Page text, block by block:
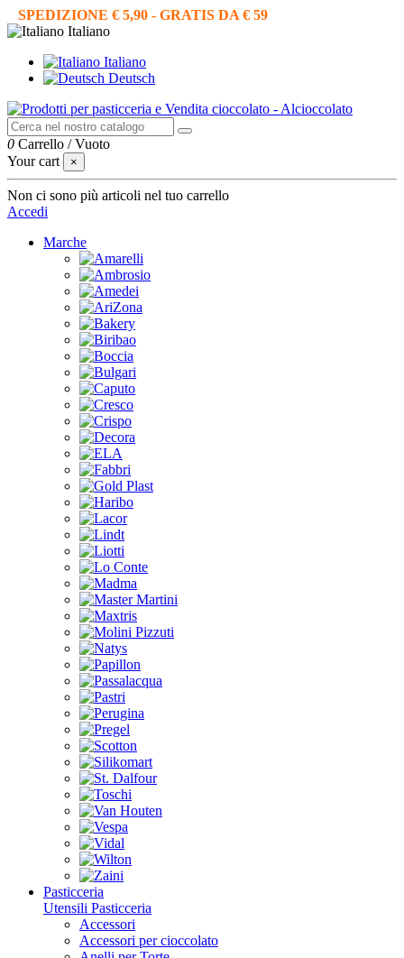
SPEDIZIONE € 5,90 - GRATIS DA € 59
Italiano
Italiano
Deutsch
0 Carrello /Vuoto
Your cart
×
Non ci sono più articoli nel tuo carrello
Accedi
Marche
Pasticceria
Utensili Pasticceria
Accessori
Accessori per cioccolato